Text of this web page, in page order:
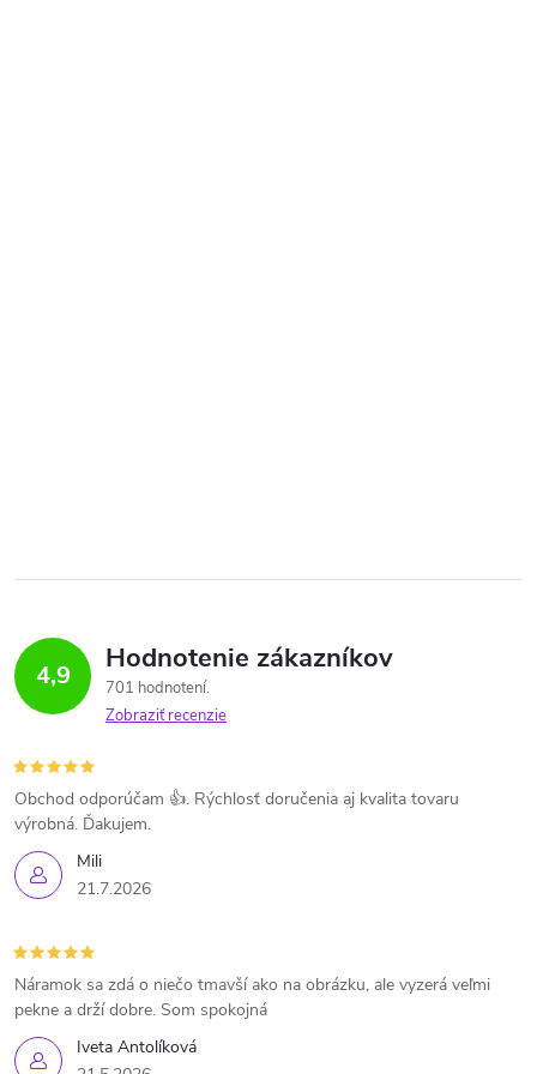
4,9 Hodnotenie zákazníkov
701 hodnotení
Zobraziť recenzie
Mili
21.7.2026
Obchod odporúčam 👍. Rýchlosť doručenia aj kvalita tovaru
výrobná. Ďakujem.
Iveta Antolíková
Náramok sa zdá o niečo tmavší ako na obrázku, ale vyzerá veľmi
pekne a drží dobre. Som spokojná